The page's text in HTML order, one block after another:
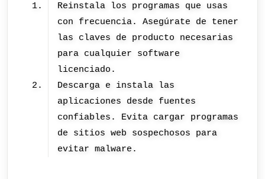
Reinstala los programas que usas
con frecuencia. Asegúrate de tener
las claves de producto necesarias
para cualquier software
licenciado.
Descarga e instala las
aplicaciones desde fuentes
confiables. Evita cargar programas
de sitios web sospechosos para
evitar malware.